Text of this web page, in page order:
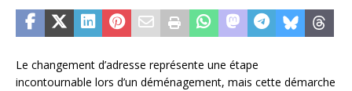
Le changement d’adresse représente une étape
incontournable lors d’un déménagement, mais cette démarche